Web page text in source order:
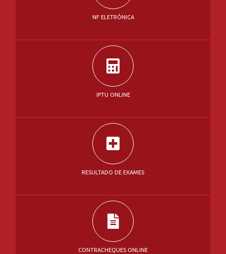
NF ELETRÔNICA
IPTU ONLINE
RESULTADO DE EXAMES
CONTRACHEQUES ONLINE